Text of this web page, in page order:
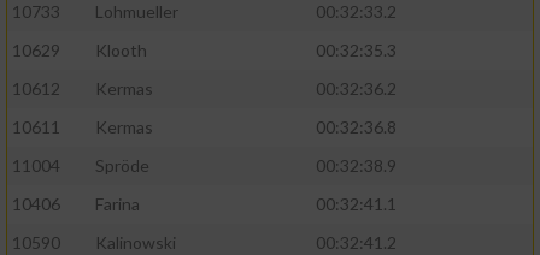
10733
Lohmueller
00:32:33.2
10629
Klooth
00:32:35.3
10612
Kermas
00:32:36.2
10611
Kermas
00:32:36.8
11004
Spröde
00:32:38.9
10406
Farina
00:32:41.1
10590
Kalinowski
00:32:41.2
Messung der Werbeleistung
Messung der Performance von Inhalten
Analyse von Zielgruppen durch Statistiken
oder Kombinationen von Daten aus
verschiedenen Quellen